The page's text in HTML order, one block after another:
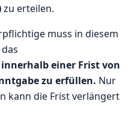
zu erteilen.
muss in diesem
einer Frist von
zu erfüllen. Nur
kann die Frist verlängert